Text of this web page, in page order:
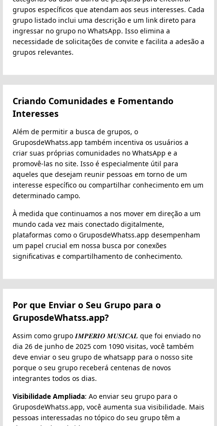
grupos específicos que atendam aos seus interesses. Cada
grupo listado inclui uma descrição e um link direto para
ingressar no grupo no WhatsApp. Isso elimina a
necessidade de solicitações de convite e facilita a adesão a
grupos relevantes.
Criando Comunidades e Fomentando
Interesses
Além de permitir a busca de grupos, o
GruposdeWhatss.app também incentiva os usuários a
criar suas próprias comunidades no WhatsApp e a
promovê-las no site. Isso é especialmente útil para
aqueles que desejam reunir pessoas em torno de um
interesse específico ou compartilhar conhecimento em um
determinado campo.
À medida que continuamos a nos mover em direção a um
mundo cada vez mais conectado digitalmente,
plataformas como o GruposdeWhatss.app desempenham
um papel crucial em nossa busca por conexões
significativas e compartilhamento de conhecimento.
Por que Enviar o Seu Grupo para o
GruposdeWhatss.app?
Assim como grupo 𝑰𝑴𝑷𝑬𝑹𝑰𝑶 𝑴𝑼𝑺𝑰𝑪𝑨𝑳 que foi enviado no
dia 26 de junho de 2025 com 1090 visitas, você também
deve enviar o seu grupo de whatsapp para o nosso site
porque o seu grupo receberá centenas de novos
integrantes todos os dias.
Visibilidade Ampliada: Ao enviar seu grupo para o
GruposdeWhatss.app, você aumenta sua visibilidade. Mais
pessoas interessadas no tópico do seu grupo têm a